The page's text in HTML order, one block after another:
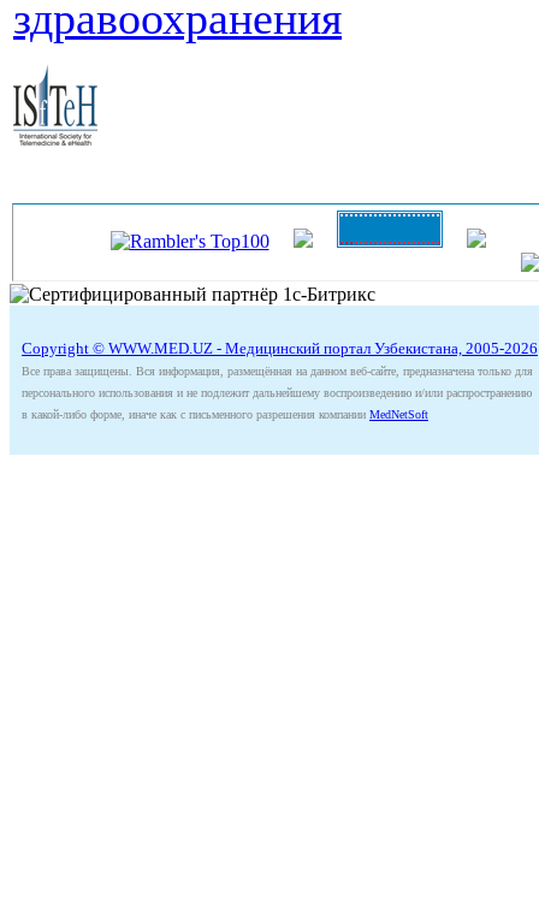
здравоохранения
Copyright © WWW.MED.UZ - Медицинский портал Узбекистана, 2005-2026
Все права защищены. Вся информация, размещённая на данном веб-сайте, предназначена только для
персонального использования и не подлежит дальнейшему воспроизведению и/или распространению
в какой-либо форме, иначе как с письменного разрешения компании MedNetSoft